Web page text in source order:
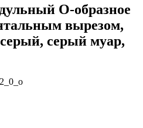
О-образное
вырезом,
серый муар,